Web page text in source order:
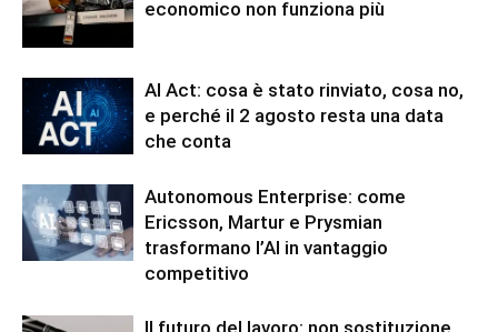
economico non funziona più
AI Act: cosa è stato rinviato, cosa no,
e perché il 2 agosto resta una data
che conta
Autonomous Enterprise: come
Ericsson, Martur e Prysmian
trasformano l’AI in vantaggio
competitivo
Il futuro del lavoro: non sostituzione